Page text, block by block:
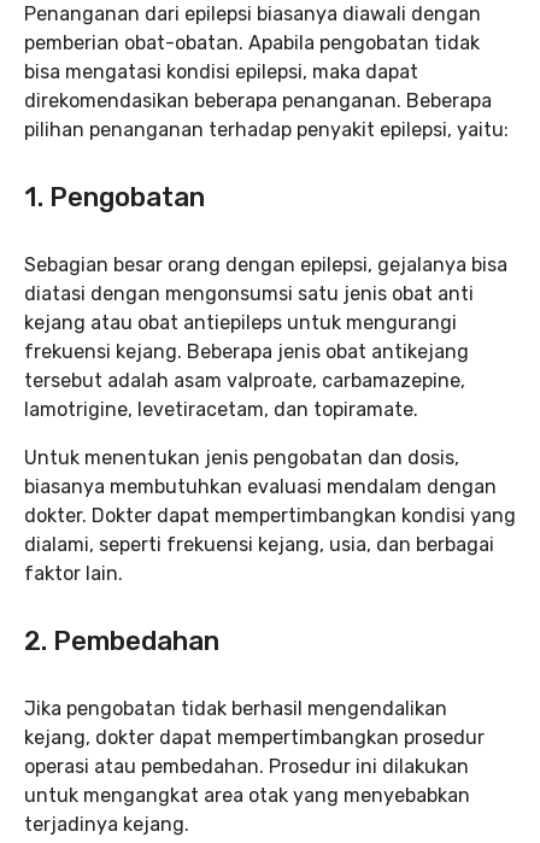
Penanganan dari epilepsi biasanya diawali dengan
pemberian obat-obatan. Apabila pengobatan tidak
bisa mengatasi kondisi epilepsi, maka dapat
direkomendasikan beberapa penanganan. Beberapa
pilihan penanganan terhadap penyakit epilepsi, yaitu:
1. Pengobatan
Sebagian besar orang dengan epilepsi, gejalanya bisa
diatasi dengan mengonsumsi satu jenis obat anti
kejang atau obat antiepileps untuk mengurangi
frekuensi kejang. Beberapa jenis obat antikejang
tersebut adalah asam valproate, carbamazepine,
lamotrigine, levetiracetam, dan topiramate.
Untuk menentukan jenis pengobatan dan dosis,
biasanya membutuhkan evaluasi mendalam dengan
dokter. Dokter dapat mempertimbangkan kondisi yang
dialami, seperti frekuensi kejang, usia, dan berbagai
faktor lain.
2. Pembedahan
Jika pengobatan tidak berhasil mengendalikan
kejang, dokter dapat mempertimbangkan prosedur
operasi atau pembedahan. Prosedur ini dilakukan
untuk mengangkat area otak yang menyebabkan
terjadinya kejang.